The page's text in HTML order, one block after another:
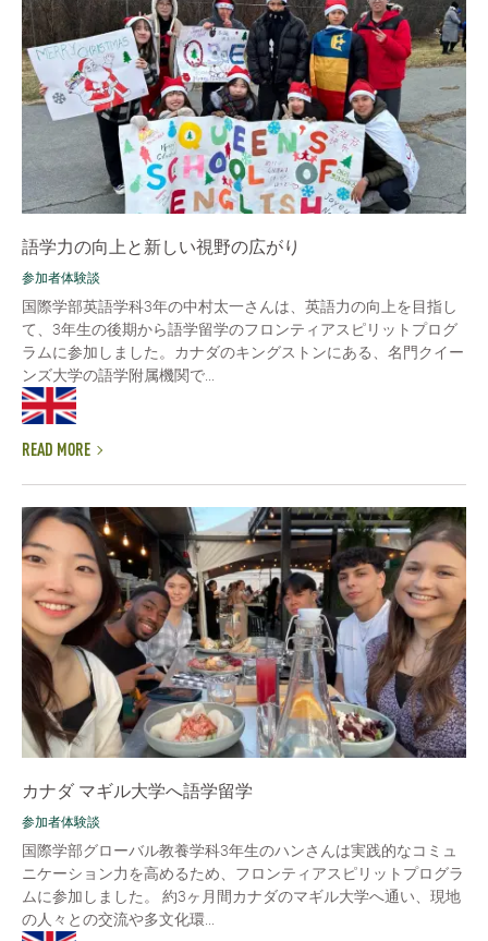
語学力の向上と新しい視野の広がり
参加者体験談
国際学部英語学科3年の中村太一さんは、英語力の向上を目指し
て、3年生の後期から語学留学のフロンティアスピリットプログ
ラムに参加しました。カナダのキングストンにある、名門クイー
ンズ大学の語学附属機関で...
READ MORE
カナダ マギル大学へ語学留学
参加者体験談
国際学部グローバル教養学科3年生のハンさんは実践的なコミュ
ニケーション力を高めるため、フロンティアスピリットプログラ
ムに参加しました。 約3ヶ月間カナダのマギル大学へ通い、現地
の人々との交流や多文化環...